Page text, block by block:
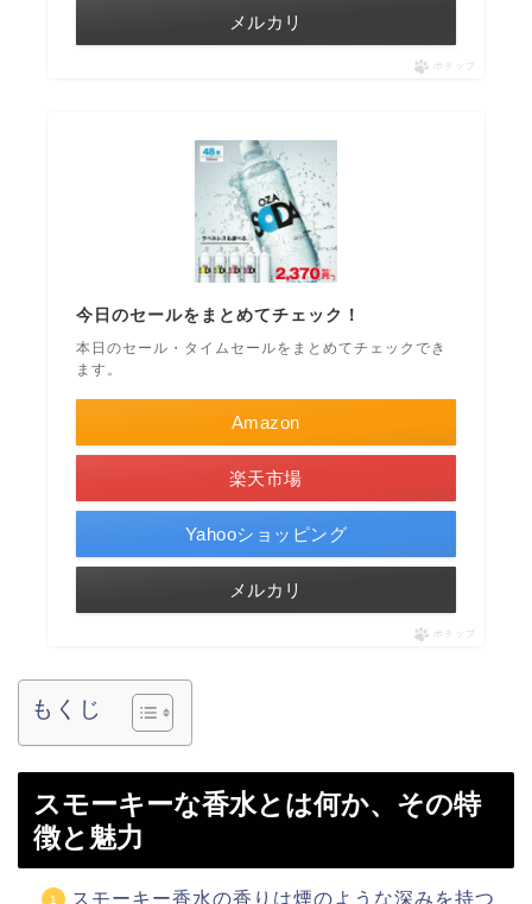
メルカリ
ポチップ
今日のセールをまとめてチェック！
本日のセール・タイムセールをまとめてチェックでき
ます。
Amazon
楽天市場
Yahooショッピング
メルカリ
ポチップ
もくじ
スモーキーな香水とは何か、その特
徴と魅力
スモーキー香水の香りは煙のような深みを持つ